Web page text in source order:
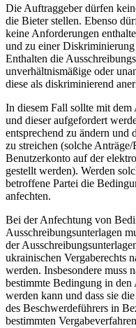
Die Auftraggeber dürfen
die Bieter stellen. Ebenso
keine Anforderungen
und zu einer
Enthalten die
unverhältnismäßige oder
diese als diskriminierend
In diesem Fall sollte mit
und dieser aufgefordert
entsprechend zu ändern
zu streichen (solche
Benutzerkonto auf der
gestellt werden). Werden
betroffene Partei die
anfechten.
Bei der Anfechtung von
Ausschreibungsunterlagen
der
ukrainischen Vergaberechts
werden. Insbesondere muss
bestimmte Bedingung in
werden kann und dass sie
des Beschwerdeführers in
bestimmten